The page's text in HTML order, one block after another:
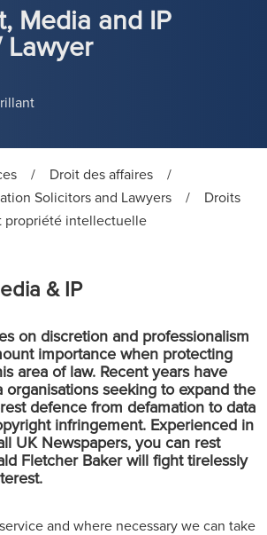
Media and IP
/ Droit des affaires
/
Solicitors and Lawyers
/
Droits
propriété intellectuelle
& IP
on discretion and professionalism
importance when protecting
area of law. Recent years have
organisations seeking to expand the
defence from defamation to data
infringement. Experienced in
UK Newspapers, you can rest
Fletcher Baker will fight tirelessly
and where necessary we can take